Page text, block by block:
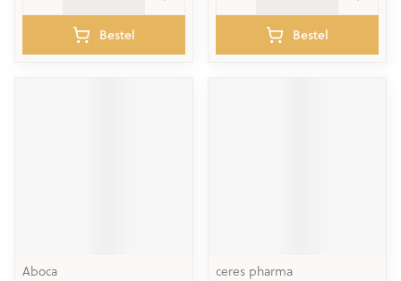
Bestel Bestel
Aboca ceres pharma